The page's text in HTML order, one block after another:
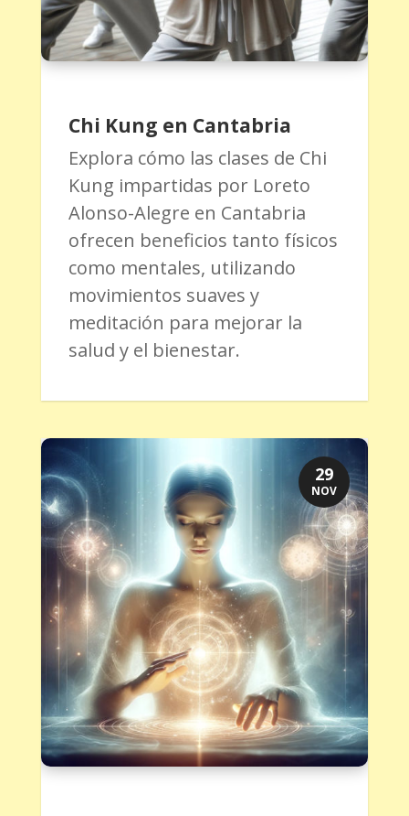
Chi Kung en Cantabria
Explora cómo las clases de Chi
Kung impartidas por Loreto
Alonso-Alegre en Cantabria
ofrecen beneficios tanto físicos
como mentales, utilizando
movimientos suaves y
meditación para mejorar la
salud y el bienestar.
29
NOV